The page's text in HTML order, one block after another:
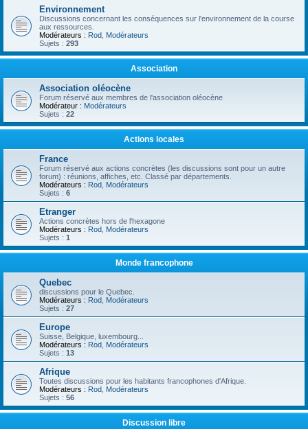
Environnement
Discussions concernant les conséquences sur l'environnement de la course
aux ressources.
Modérateurs : Rod Modérateurs
Sujets : 293
Association
Association oléocène
Forum réservé aux membres de l'association oléocène
Modérateur : Modérateurs
Sujets : 22
Actions locales
France
Forum réservé aux actions concrètes (les discussions sont pour un autre
forum) : réunions, affiches, etc. Classé par départements.
Modérateurs : Rod Modérateurs
Sujets : 6
Etranger
Actions concrètes hors de l'hexagone
Modérateurs : Rod Modérateurs
Sujets : 1
Monde francophone
Quebec
discussions pour le Quebec.
Modérateurs : Rod Modérateurs
Sujets : 27
Europe
Suisse, Belgique, luxembourg...
Modérateurs : Rod Modérateurs
Sujets : 13
Afrique
Toutes discussions pour les habitants francophones d'Afrique.
Modérateurs : Rod Modérateurs
Sujets : 56
Discussion libre